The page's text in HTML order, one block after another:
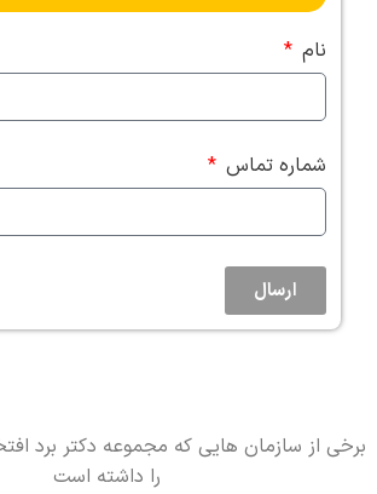
نام
شماره تماس
ارسال
برخی از سازمان هایی که مجموعه دکتر برد
را داشته است